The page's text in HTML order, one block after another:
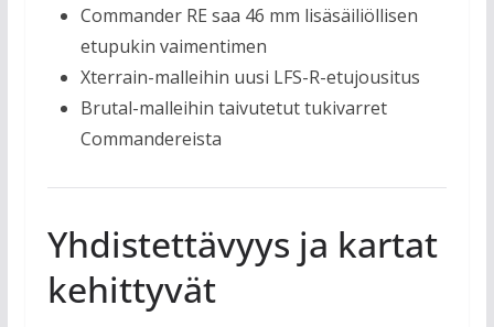
Commander RE saa 46 mm lisäsäiliöllisen
etupukin vaimentimen
Xterrain-malleihin uusi LFS-R-etujousitus
Brutal-malleihin taivutetut tukivarret
Commandereista
Yhdistettävyys ja kartat
kehittyvät